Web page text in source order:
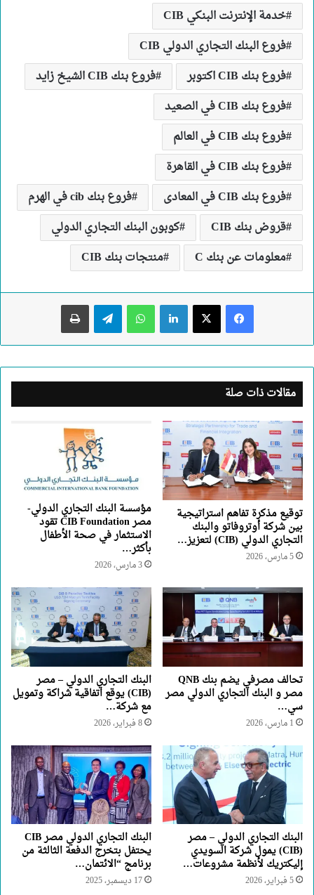
خدمة الإنترنت البنكي CIB
فروع البنك التجاري الدولي CIB
فروع بنك CIB اكتوبر
فروع بنك CIB الشيخ زايد
فروع بنك CIB في الصعيد
فروع بنك CIB في العالم
فروع بنك CIB في القاهرة
فروع بنك CIB في المعادى
فروع بنك cib في الهرم
قروض بنك CIB
كوبون البنك التجاري الدولي
معلومات عن بنك C
منتجات بنك CIB
لينكدإن واتساب تيلقرام طباعة
مقالات ذات صلة
توقيع مذكرة تفاهم استراتيجية
بين شركة أوتروفاتو والبنك
التجاري الدولي (CIB) لتعزيز…
5 مارس، 2026
مؤسسة البنك التجاري الدولي-
مصر CIB Foundation تقود
الاستثمار في صحة الأطفال
بأكثر…
3 مارس، 2026
تحالف مصرفي يضم بنك QNB
مصر و البنك التجاري الدولي مصر
سي…
1 مارس، 2026
البنك التجاري الدولي – مصر
(CIB) يوقع اتفاقية شراكة وتمويل
مع شركة…
8 فبراير، 2026
البنك التجاري الدولي – مصر
(CIB) يمول شركة السويدي
إليكتريك لأنظمة مشروعات…
5 فبراير، 2026
البنك التجاري الدولي مصر CIB
يحتفل بتخرج الدفعة الثالثة من
برنامج “الائتمان…
17 ديسمبر، 2025